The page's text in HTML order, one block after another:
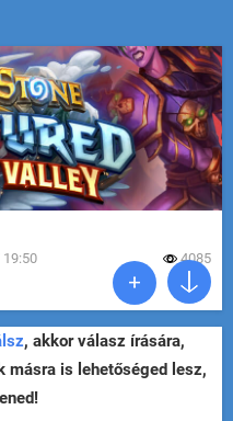
19:50 4085
, akkor válasz írására,
másra is lehetőséged lesz,